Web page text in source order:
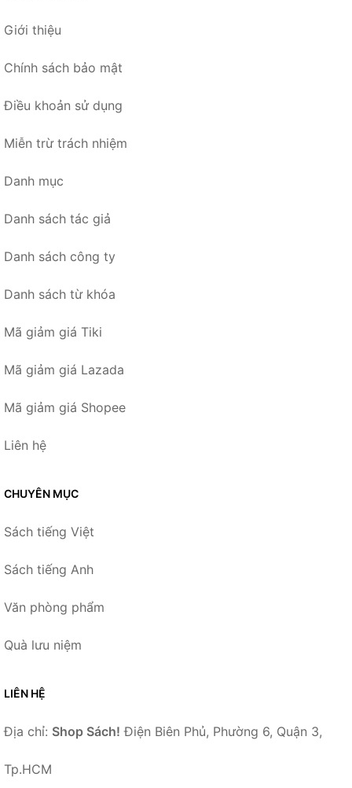
Giới thiệu
Chính sách bảo mật
Điều khoản sử dụng
Miễn trừ trách nhiệm
Danh mục
Danh sách tác giả
Danh sách công ty
Danh sách từ khóa
Mã giảm giá Tiki
Mã giảm giá Lazada
Mã giảm giá Shopee
Liên hệ
CHUYÊN MỤC
Sách tiếng Việt
Sách tiếng Anh
Văn phòng phẩm
Quà lưu niệm
LIÊN HỆ
Địa chỉ: Shop Sách! Điện Biên Phủ, Phường 6, Quận 3,
Tp.HCM